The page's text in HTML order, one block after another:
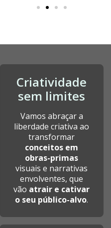
Criatividade
sem limites
Vamos abraçar a
liberdade criativa ao
transformar
conceitos em
obras-primas
visuais e narrativas
envolventes, que
vão atrair e cativar
o seu público-alvo.